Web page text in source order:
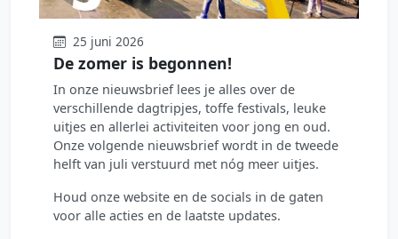
25 juni 2026
De zomer is begonnen!
In onze nieuwsbrief lees je alles over de
verschillende dagtripjes, toffe festivals, leuke
uitjes en allerlei activiteiten voor jong en oud.
Onze volgende nieuwsbrief wordt in de tweede
helft van juli verstuurd met nóg meer uitjes.
Houd onze website en de socials in de gaten
voor alle acties en de laatste updates.